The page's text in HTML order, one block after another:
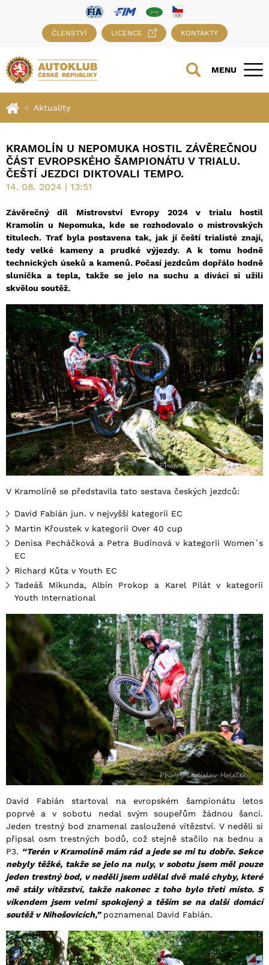
ČLENSTVÍ LICENCE KONTAKTY
MENU
Aktuality
KRAMOLÍN U NEPOMUKA HOSTIL ZÁVĚREČNOU
ČÁST EVROPSKÉHO ŠAMPIONÁTU V TRIALU.
ČEŠTÍ JEZDCI DIKTOVALI TEMPO.
14. 08. 2024 | 13:51
Závěrečný díl Mistrovství Evropy 2024 v trialu hostil
Kramolín u Nepomuka, kde se rozhodovalo o mistrovských
titulech. Trať byla postavena tak, jak jí čeští trialisté znají,
tedy velké kameny a prudké výjezdy. A k tomu hodně
technických úseků a kamenů. Počasí jezdcům dopřálo hodně
sluníčka a tepla, takže se jelo na suchu a diváci si užili
skvělou soutěž.
V Kramolíně se představila tato sestava českých jezdců:
David Fabián jun. v nejvyšší kategorii EC
Martin Křoustek v kategorii Over 40 cup
Denisa Pecháčková a Petra Budínová v kategorii Women´s
EC
Richard Kůta v Youth EC
Tadeáš Mikunda, Albín Prokop a Karel Pilát v kategorii
Youth International
David Fabián startoval na evropském šampionátu letos
poprvé a v sobotu nedal svým soupeřům žádnou šanci.
Jeden trestný bod znamenal zasloužené vítězství. V neděli si
připsal osm trestných bodů, což stejně stačilo na bednu a
P3. “Terén v Kramolíně mám rád a jede se mi tu dobře. Sekce
nebyly těžké, takže se jelo na nuly, v sobotu jsem měl pouze
jeden trestný bod, v neděli jsem udělal dvě malé chyby, které
mě stály vítězství, takže nakonec z toho bylo třetí místo. S
víkendem jsem velmi spokojený a těším se na další domácí
soutěž v Nihošovicích,”poznamenal David Fabián.